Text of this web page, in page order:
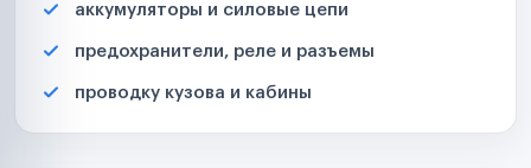
аккумуляторы и силовые цепи
предохранители, реле и разъемы
проводку кузова и кабины